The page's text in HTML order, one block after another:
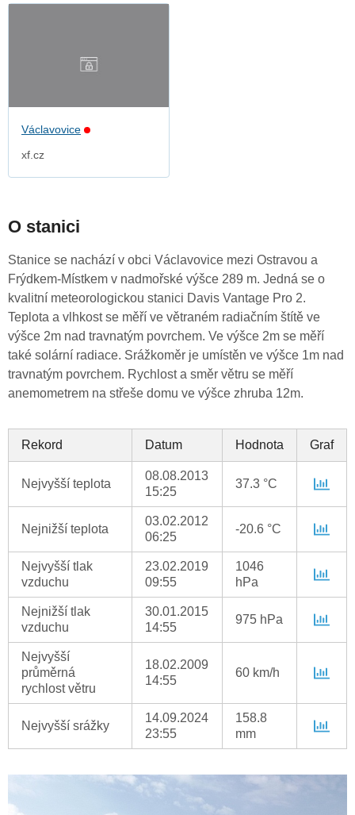
Václavovice
xf.cz
O stanici
Stanice se nachází v obci Václavovice mezi Ostravou a
Frýdkem-Místkem v nadmořské výšce 289 m. Jedná se o
kvalitní meteorologickou stanici Davis Vantage Pro 2.
Teplota a vlhkost se měří ve větraném radiačním štítě ve
výšce 2m nad travnatým povrchem. Ve výšce 2m se měří
také solární radiace. Srážkoměr je umístěn ve výšce 1m nad
travnatým povrchem. Rychlost a směr větru se měří
anemometrem na střeše domu ve výšce zhruba 12m.
Rekord Datum Hodnota Graf
Nejvyšší teplota
08.08.2013
15:25
37.3 °C
Nejnižší teplota
03.02.2012
06:25
-20.6 °C
Nejvyšší tlak
vzduchu
23.02.2019
09:55
1046
hPa
Nejnižší tlak
vzduchu
30.01.2015
14:55
975 hPa
Nejvyšší
průměrná
rychlost větru
18.02.2009
14:55
60 km/h
Nejvyšší srážky
14.09.2024
23:55
158.8
mm